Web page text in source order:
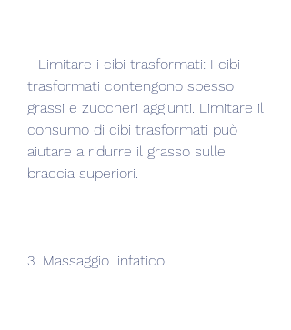
- Limitare i cibi trasformati: I cibi
trasformati contengono spesso
grassi e zuccheri aggiunti. Limitare il
consumo di cibi trasformati può
aiutare a ridurre il grasso sulle
braccia superiori.
3. Massaggio linfatico